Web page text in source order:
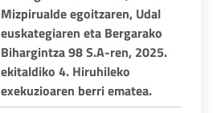
Mizpirualde egoitzaren, Udal
euskategiaren eta Bergarako
Bihargintza 98 S.A-ren, 2025.
ekitaldiko 4. Hiruhileko
exekuzioaren berri ematea.